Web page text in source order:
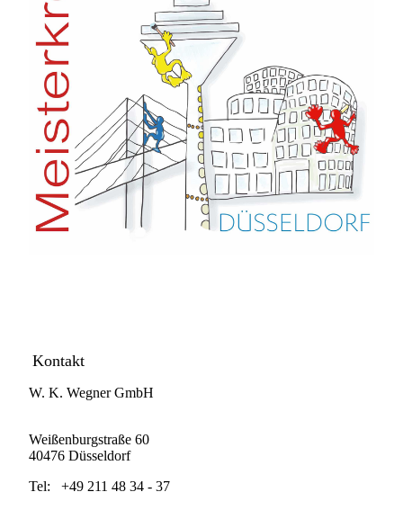
Kontakt
W. K. Wegner GmbH
Weißenburgstraße 60
40476 Düsseldorf
Tel: +49 211 48 34 - 37